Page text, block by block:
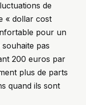
de
« dollar cost
pour un
pas
200 euros par
plus de parts
quand ils sont